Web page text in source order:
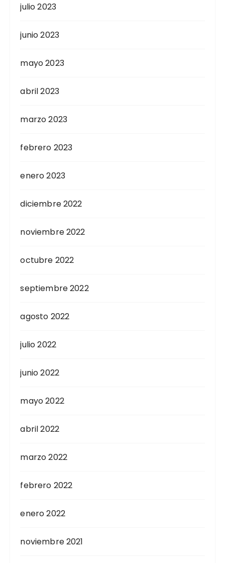
julio 2023
junio 2023
mayo 2023
abril 2023
marzo 2023
febrero 2023
enero 2023
diciembre 2022
noviembre 2022
octubre 2022
septiembre 2022
agosto 2022
julio 2022
junio 2022
mayo 2022
abril 2022
marzo 2022
febrero 2022
enero 2022
noviembre 2021